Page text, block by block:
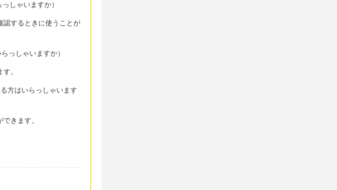
しゃいますか）
認するときに使うことが
しゃいますか）
。
方はいらっしゃいます
きます。